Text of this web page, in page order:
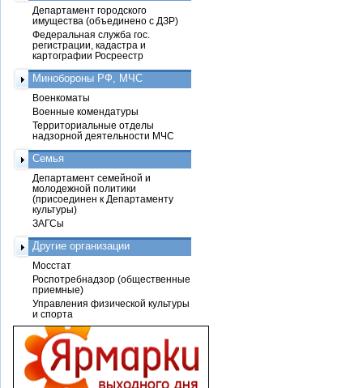
Департамент городского
имущества (объединено с ДЗР)
Федеральная служба гос.
регистрации, кадастра и
картографии Росреестр
Минобороны РФ, МЧС
Военкоматы
Военные комендатуры
Территориальные отделы
надзорной деятельности МЧС
Семья
Департамент семейной и
молодежной политики
(присоединен к Департаменту
культуры)
ЗАГСы
Другие организации
Мосстат
Роспотребнадзор (общественные
приемные)
Управления физической культуры
и спорта